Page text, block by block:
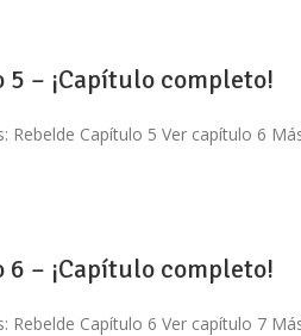
5 – ¡Capítulo completo!
Rebelde Capítulo 5 Ver capítulo 6
6 – ¡Capítulo completo!
Rebelde Capítulo 6 Ver capítulo 7